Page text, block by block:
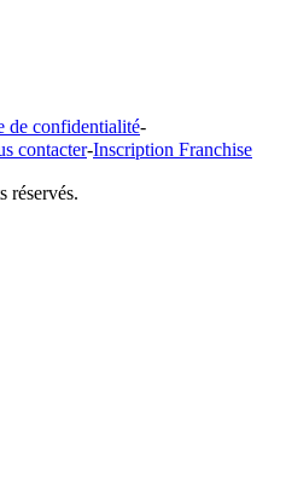
de confidentialité-
contacter-Inscription Franchise
réservés.